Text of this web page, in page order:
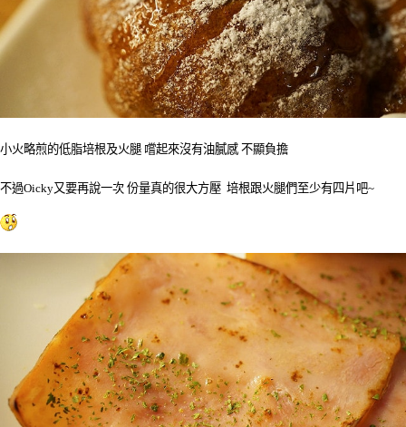
小火略煎的低脂培根及火腿 嚐起來沒有油膩感 不顯負擔
不過Oicky又要再說一次 份量真的很大方壓 培根跟火腿們至少有四片吧~